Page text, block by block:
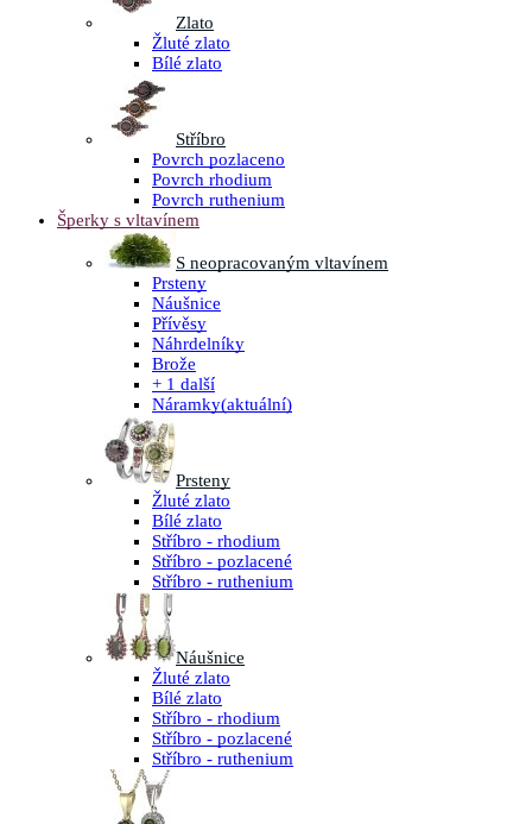
Zlato
Žluté zlato
Bílé zlato
Stříbro
Povrch pozlaceno
Povrch rhodium
Povrch ruthenium
Šperky s vltavínem
S neopracovaným vltavínem
Prsteny
Náušnice
Přívěsy
Náhrdelníky
Brože
+ 1 další
Náramky(aktuální)
Prsteny
Žluté zlato
Bílé zlato
Stříbro - rhodium
Stříbro - pozlacené
Stříbro - ruthenium
Náušnice
Žluté zlato
Bílé zlato
Stříbro - rhodium
Stříbro - pozlacené
Stříbro - ruthenium